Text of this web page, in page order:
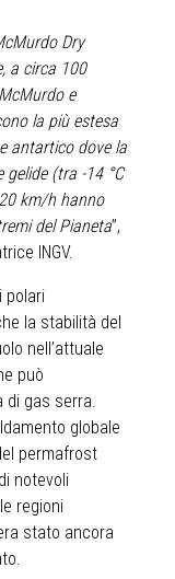
Dry
a circa 100
e
la più estesa
antartico dove la
(tra -14 °C
km/h hanno
del Pianeta”,
INGV.
polari
la stabilità del
nell’attuale
può
di gas serra.
globale
permafrost
notevoli
regioni
stato ancora